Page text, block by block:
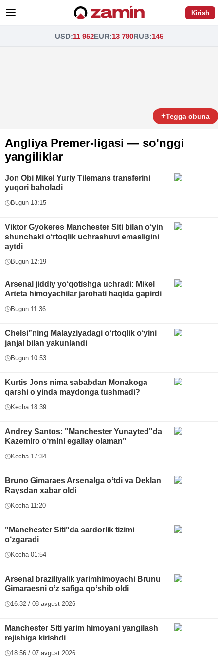
Kirish
USD:11 952EUR:13 780RUB:145
+Tegga obuna
Angliya Premer-ligasi — so'nggi
yangiliklar
Jon Obi Mikel Yuriy Tilemans transferini
yuqori baholadi
Bugun 13:15
Viktor Gyokeres Manchester Siti bilan oʻyin
shunchaki oʻrtoqlik uchrashuvi emasligini
aytdi
Bugun 12:19
Arsenal jiddiy yoʻqotishga uchradi: Mikel
Arteta himoyachilar jarohati haqida gapirdi
Bugun 11:36
Chelsi”ning Malayziyadagi oʻrtoqlik oʻyini
janjal bilan yakunlandi
Bugun 10:53
Kurtis Jons nima sababdan Monakoga
qarshi o'yinda maydonga tushmadi?
Kecha 18:39
Andrey Santos: "Manchester Yunayted"da
Kazemiro oʻrnini egallay olaman"
Kecha 17:34
Bruno Gimaraes Arsenalga oʻtdi va Deklan
Raysdan xabar oldi
Kecha 11:20
"Manchester Siti"da sardorlik tizimi
o‘zgaradi
Kecha 01:54
Arsenal braziliyalik yarimhimoyachi Brunu
Gimaraesni oʻz safiga qoʻshib oldi
16:32 / 08 avgust 2026
Manchester Siti yarim himoyani yangilash
rejishiga kirishdi
18:56 / 07 avgust 2026